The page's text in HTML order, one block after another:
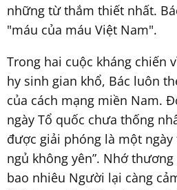
những từ thắm thiết nhất.
"máu của máu Việt Nam".
Trong hai cuộc kháng chiến
hy sinh gian khổ, Bác luôn
của cách mạng miền Nam.
ngày Tổ quốc chưa thống
được giải phóng là một
ngủ không yên”. Nhớ
bao nhiêu Người lại càng